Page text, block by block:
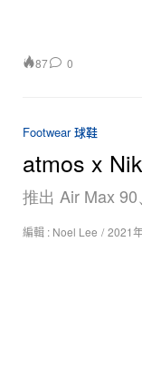
87 0
Footwear 球鞋
atmos x
推出 Air Max 90
編輯 : Noel Lee / 2021